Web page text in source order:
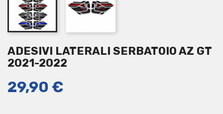
ADESIVI LATERALI SERBATOIO AZ GT
2021-2022
29,90 €